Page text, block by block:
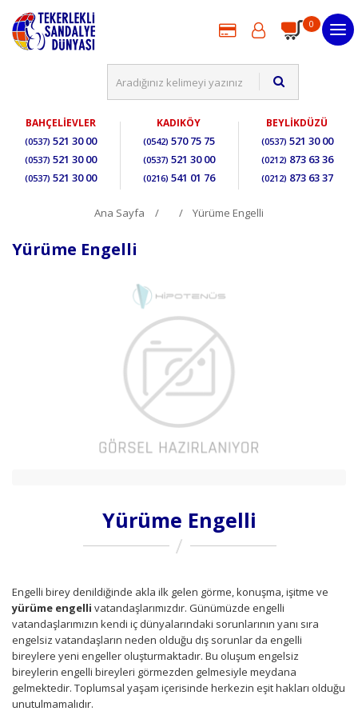
0
BAHÇELİEVLER
(0537) 521 30 00
(0537) 521 30 00
(0537) 521 30 00
KADIKÖY
(0542) 570 75 75
(0537) 521 30 00
(0216) 541 01 76
BEYLİKDÜZÜ
(0537) 521 30 00
(0212) 873 63 36
(0212) 873 63 37
Ana Sayfa Yürüme Engelli
Yürüme Engelli
Yürüme Engelli
Engelli birey denildiğinde akla ilk gelen görme, konuşma, işitme ve
yürüme engelli vatandaşlarımızdır. Günümüzde engelli
vatandaşlarımızın kendi iç dünyalarındaki sorunlarının yanı sıra
engelsiz vatandaşların neden olduğu dış sorunlar da engelli
bireylere yeni engeller oluşturmaktadır. Bu oluşum engelsiz
bireylerin engelli bireyleri görmezden gelmesiyle meydana
gelmektedir. Toplumsal yaşam içerisinde herkezin eşit hakları olduğu
unutulmamalıdır.